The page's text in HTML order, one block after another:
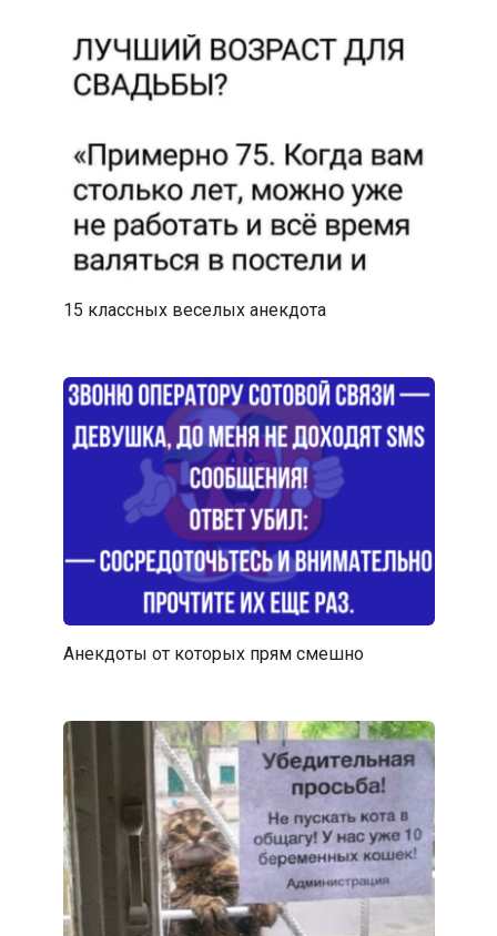
15 классных веселых анекдота
Анекдоты от которых прям смешно